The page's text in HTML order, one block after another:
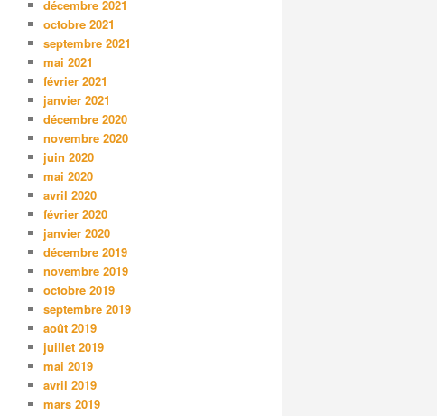
décembre 2021
octobre 2021
septembre 2021
mai 2021
février 2021
janvier 2021
décembre 2020
novembre 2020
juin 2020
mai 2020
avril 2020
février 2020
janvier 2020
décembre 2019
novembre 2019
octobre 2019
septembre 2019
août 2019
juillet 2019
mai 2019
avril 2019
mars 2019